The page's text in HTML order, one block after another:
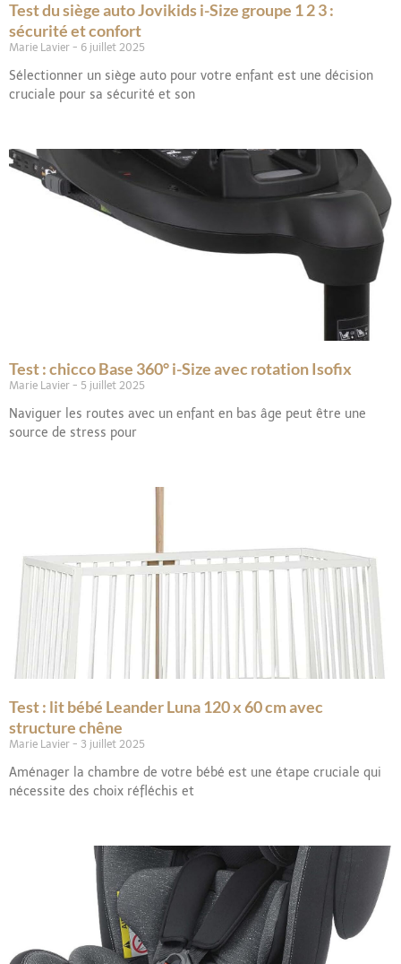
Test du siège auto Jovikids i-Size groupe 1 2 3 :
sécurité et confort
Marie Lavier 6 juillet 2025
Sélectionner un siège auto pour votre enfant est une décision
cruciale pour sa sécurité et son
Test : chicco Base 360° i-Size avec rotation Isofix
Marie Lavier 5 juillet 2025
Naviguer les routes avec un enfant en bas âge peut être une
source de stress pour
Test : lit bébé Leander Luna 120 x 60 cm avec
structure chêne
Marie Lavier 3 juillet 2025
Aménager la chambre de votre bébé est une étape cruciale qui
nécessite des choix réfléchis et